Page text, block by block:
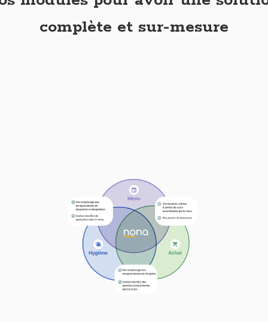
complète et sur-mesure